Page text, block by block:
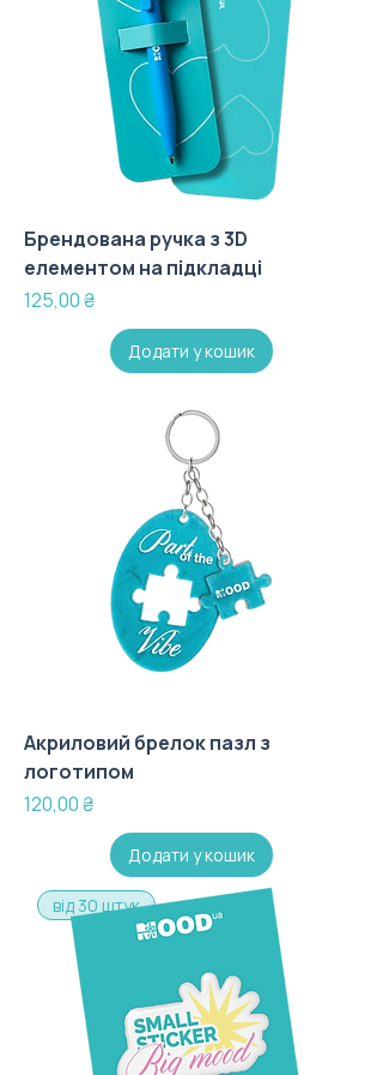
Брендована ручка з 3D
елементом на підкладці
Ціна
125,00 ₴
Додати у кошик
Акриловий брелок пазл з
логотипом
Ціна
120,00 ₴
Додати у кошик
від 30 штук